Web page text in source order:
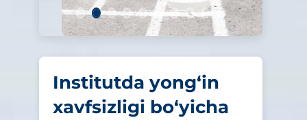
Institutda yong‘in
xavfsizligi bo‘yicha